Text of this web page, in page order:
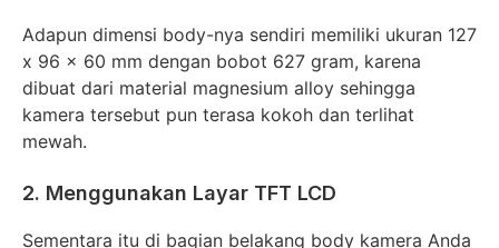
Adapun dimensi body-nya sendiri memiliki ukuran 127
x 96 x 60 mm dengan bobot 627 gram, karena
dibuat dari material magnesium alloy sehingga
kamera tersebut pun terasa kokoh dan terlihat
mewah.
2. Menggunakan Layar TFT LCD
Sementara itu di bagian belakang body kamera Anda